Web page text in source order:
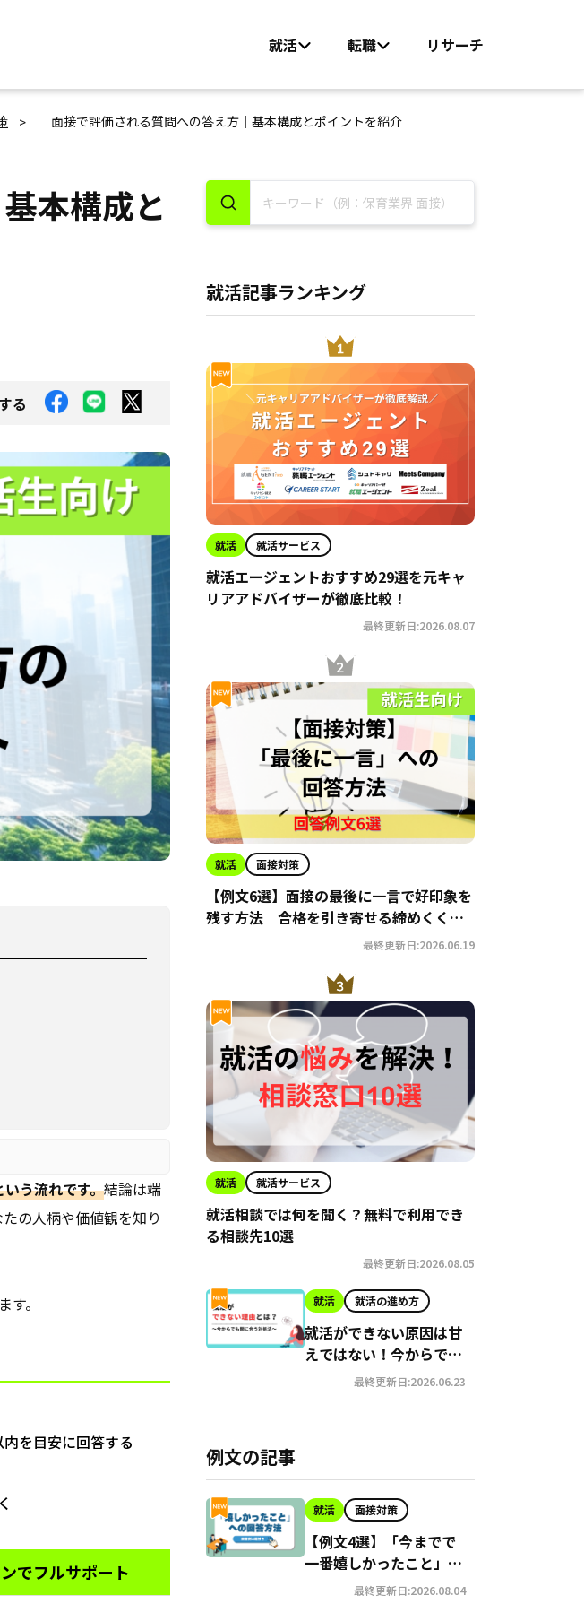
就活 転職 リサーチ
面接で評価される質問への答え方｜基本構成とポイントを紹介
本構成と
る
う流れです。結論は端
の人柄や価値観を知り
。
内を目安に回答する
でフルサポート
就活記事ランキング
就活 就活サービス
就活エージェントおすすめ29選を元キャ
リアアドバイザーが徹底比較！
最終更新日:2026.08.07
就活 面接対策
【例文6選】面接の最後に一言で好印象を
残す方法｜合格を引き寄せる締めくくり
最終更新日:2026.06.19
就活 就活サービス
就活相談では何を聞く？無料で利用でき
る相談先10選
最終更新日:2026.08.05
就活 就活の進め方
就活ができない原因は甘
えではない！今からでも
間に合う就職への対処法
最終更新日:2026.06.23
例文の記事
就活 面接対策
【例文4選】「今までで
一番嬉しかったこと」の
面接での答え方
最終更新日:2026.08.04